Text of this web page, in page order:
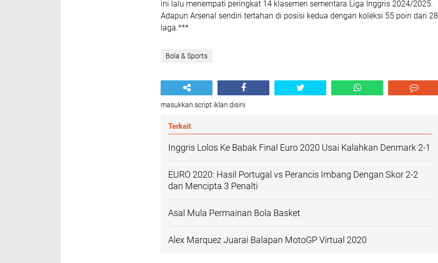
ini lalu menempati peringkat 14 klasemen sementara Liga Inggris 2024/2025.
Adapun Arsenal sendiri tertahan di posisi kedua dengan koleksi 55 poin dari 28
laga.***
Bola & Sports
masukkan script iklan disini
Terkait
Inggris Lolos Ke Babak Final Euro 2020 Usai Kalahkan Denmark 2-1
EURO 2020: Hasil Portugal vs Perancis Imbang Dengan Skor 2-2
dan Mencipta 3 Penalti
Asal Mula Permainan Bola Basket
Alex Marquez Juarai Balapan MotoGP Virtual 2020